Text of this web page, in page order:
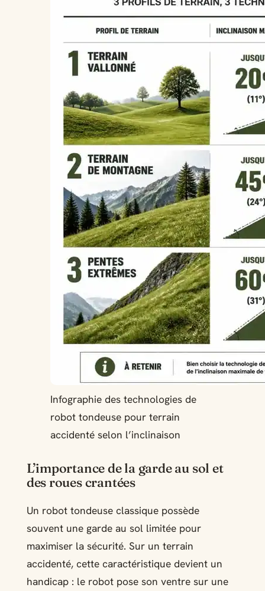
Infographie des technologies de
robot tondeuse pour terrain
accidenté selon l’inclinaison
L’importance de la garde au sol et
des roues crantées
Un robot tondeuse classique possède
souvent une garde au sol limitée pour
maximiser la sécurité. Sur un terrain
accidenté, cette caractéristique devient un
handicap : le robot pose son ventre sur une